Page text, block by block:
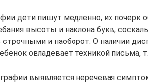
дети пишут медленно, их почерк
высоты и наклона букв,
и наоборот. О наличии
овладевает техникой письма,
выявляется неречевая